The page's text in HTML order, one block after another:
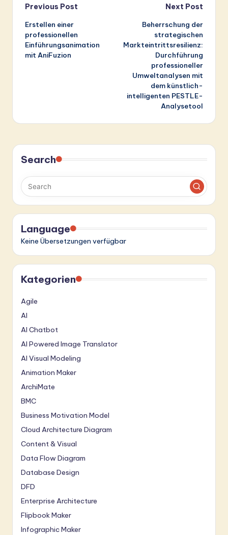
Post
navigation
Previous Post
Erstellen einer
professionellen
Einführungsanimation
mit AniFuzion
Next Post
Beherrschung der
strategischen
Markteintrittsresilienz:
Durchführung
professioneller
Umweltanalysen mit
dem künstlich-
intelligenten PESTLE-
Analysetool
Search
Language
Keine Übersetzungen verfügbar
Kategorien
Agile
AI
AI Chatbot
AI Powered Image Translator
AI Visual Modeling
Animation Maker
ArchiMate
BMC
Business Motivation Model
Cloud Architecture Diagram
Content & Visual
Data Flow Diagram
Database Design
DFD
Enterprise Architecture
Flipbook Maker
Infographic Maker